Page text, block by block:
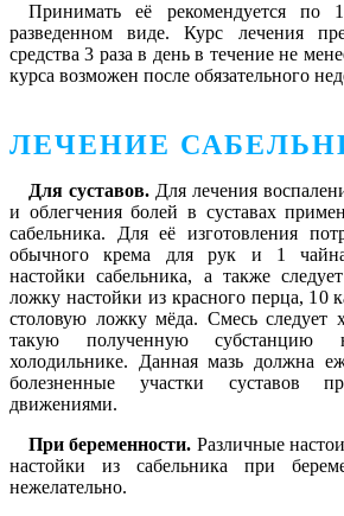
Принимать её рекомендуется по
разведенном виде. Курс лечения
средства 3 раза в день в течение не
курса возможен после обязательного
ЛЕЧЕНИЕ
Для суставов. Для лечения
и облегчения болей в суставах
сабельника. Для её изготовления
обычного крема для рук и 1
настойки сабельника, а также
ложку настойки из красного перца, 10
столовую ложку мёда. Смесь следует
такую полученную
холодильнике. Данная мазь должна
болезненные участки суставов
движениями.
При беременности. Различные
настойки из сабельника при
нежелательно.